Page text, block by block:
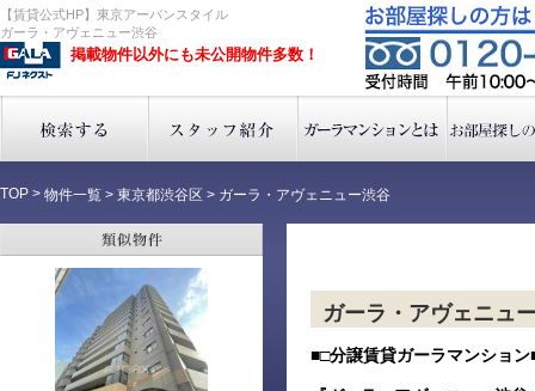
【賃貸公式HP】東京アーバンスタイル
ガーラ・アヴェニュー渋谷
掲載物件以外にも未公開物件多数！
TOP > 物件一覧 > 東京都渋谷区 > ガーラ・アヴェニュー渋谷
ガーラ・アヴェニュ
■□分譲賃貸ガーラマンション